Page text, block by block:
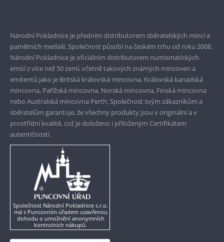
Garance nejvyšší kvality
Pouze originální produkty
Národní Pokladnice je předním distributorem sběratelských mincí a
pamětních medailí. Společnost působí na českém trhu od roku 2008.
Národní Pokladnice je oficiálním distributorem numismatických
emisí z více než 50 zemí, včetně takových známých mincoven a
emitentů jako je Britská královská mincovna, Královská kanadská
mincovna, Pařížská mincovna, Norská mincovna, Finská mincovna
nebo Australská mincovna Perth. Společnost svým zákazníkům a
sběratelům garantuje, že všechny produkty jsou v originální a v
prvotřídní kvalitě, což je doloženo i přiloženým Certifikátem
autentičnosti.
Společnost Národní Pokladnice s.r.o.
má s Puncovním úřadem uzavřenou
dohodu o umožnění anonymních
kontrolních nákupů.